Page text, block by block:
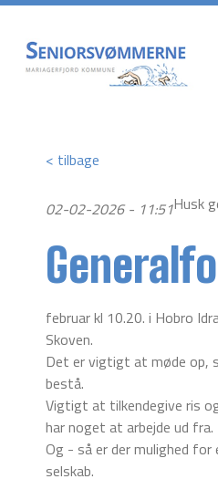
< tilbage
02-02-2026 - 11:51Husk
februar kl 10.20. i Hobro
Skoven.
Det er vigtigt at møde op,
bestå.
Vigtigt at tilkendegive ris
har noget at arbejde ud fra.
Og - så er der mulighed
selskab.